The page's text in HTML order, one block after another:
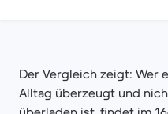
Der Vergleich zeigt: Wer
Alltag überzeugt und